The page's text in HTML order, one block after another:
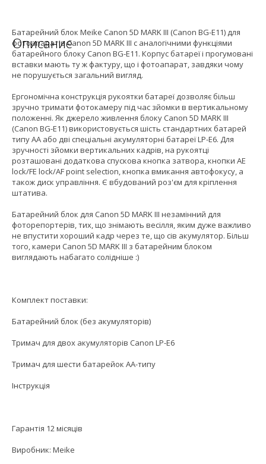
Описание
Батарейний блок Meike Canon 5D MARK III (Canon BG-E11) для
фотоапаратів Canon 5D MARK III c аналогічними функціями
батарейного блоку Canon BG-E11. Корпус батареї і прогумовані
вставки мають ту ж фактуру, що і фотоапарат, завдяки чому
не порушується загальний вигляд.
Ергономічна конструкція рукоятки батареї дозволяє більш
зручно тримати фотокамеру під час зйомки в вертикальному
положенні. Як джерело живлення блоку Canon 5D MARK III
(Canon BG-E11) використовується шість стандартних батарей
типу АА або дві спеціальні акумуляторні батареї LP-E6. Для
зручності зйомки вертикальних кадрів, на рукоятці
розташовані додаткова спускова кнопка затвора, кнопки АЕ
lock/FE lock/AF point selection, кнопка вмикання автофокусу, а
також диск управління. Є вбудований роз'єм для кріплення
штатива.
Батарейний блок для Canon 5D MARK III незамінний для
фоторепортерів, тих, що знімають весілля, яким дуже важливо
не впустити хороший кадр через те, що сів акумулятор. Більш
того, камери Canon 5D MARK III з батарейним блоком
виглядають набагато солідніше :)
Комплект поставки:
Батарейний блок (без акумуляторів)
Тримач для двох акумуляторів Canon LP-E6
Тримач для шести батарейок АА-типу
Інструкція
Гарантія 12 місяців
Виробник: Мeike